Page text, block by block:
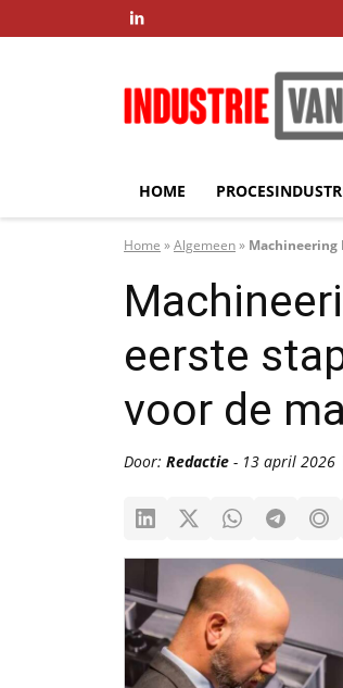

HOME
Home »Algemeen» Machineering
eerste
voor de
Door: Redactie - 13 april 2026